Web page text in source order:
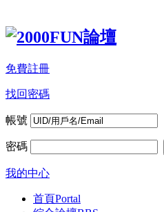
免費註冊
找回密碼
帳號
密碼
我的中心
首頁Portal